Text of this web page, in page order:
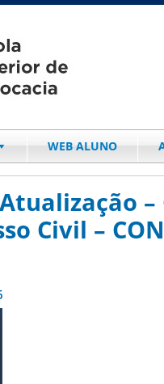
WEB ALUNO
Civil –